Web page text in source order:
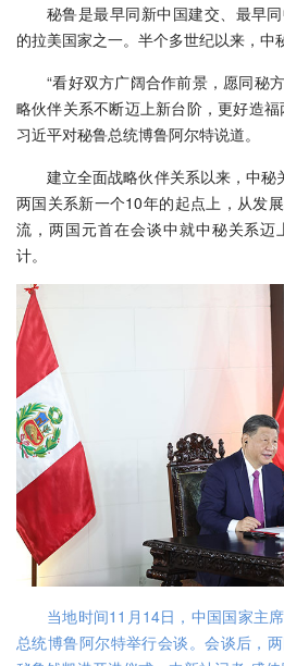
秘鲁是最早同新中国建交、最早
的拉美国家之一。半个多世纪以来，中
“看好双方广阔合作前景，愿同秘
略伙伴关系不断迈上新台阶，更好造福
习近平对秘鲁总统博鲁阿尔特说道。
建立全面战略伙伴关系以来，中秘
两国关系新一个10年的起点上，从发
流，两国元首在会谈中就中秘关系
计。
当地时间11月14日，中国国家主
总统博鲁阿尔特举行会谈。会谈后，